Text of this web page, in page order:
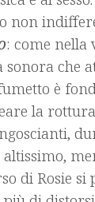
non
: come nella
sonora che
è
la
di Rosie si